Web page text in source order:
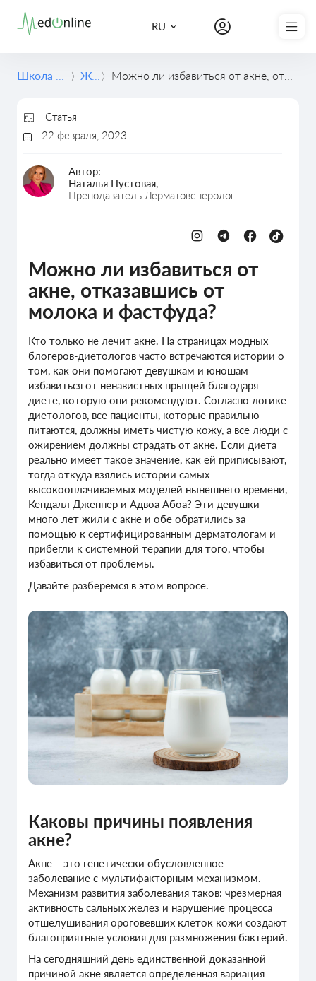
RU
Можно ли избавиться от акне, отказавшись от молока и фастфуда?
Статья
22 февраля, 2023
Автор:
Наталья Пустовая,
Преподаватель Дерматовенеролог
Можно ли избавиться от
акне, отказавшись от
молока и фастфуда?
Кто только не лечит акне. На страницах модных
блогеров-диетологов часто встречаются истории о
том, как они помогают девушкам и юношам
избавиться от ненавистных прыщей благодаря
диете, которую они рекомендуют. Согласно логике
диетологов, все пациенты, которые правильно
питаются, должны иметь чистую кожу, а все люди с
ожирением должны страдать от акне. Если диета
реально имеет такое значение, как ей приписывают,
тогда откуда взялись истории самых
высокооплачиваемых моделей нынешнего времени,
Кендалл Дженнер и Адвоа Абоа? Эти девушки
много лет жили с акне и обе обратились за
помощью к сертифицированным дерматологам и
прибегли к системной терапии для того, чтобы
избавиться от проблемы.
Давайте разберемся в этом вопросе.
Каковы причины появления
акне?
Акне – это генетически обусловленное
заболевание с мультифакторным механизмом.
Механизм развития заболевания таков: чрезмерная
активность сальных желез и нарушение процесса
отшелушивания ороговевших клеток кожи создают
благоприятные условия для размножения бактерий.
На сегодняшний день единственной доказанной
причиной акне является определенная вариация